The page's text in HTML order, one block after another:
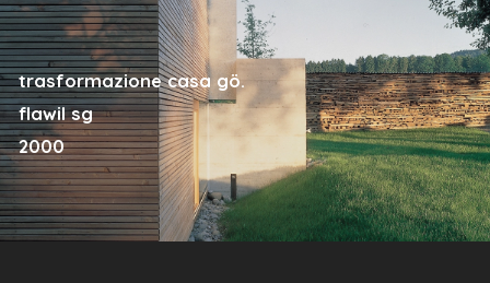
trasformazione casa gö.
flawil sg
2000